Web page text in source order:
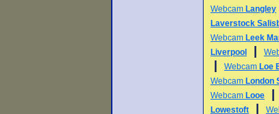
Webcam Langley
Laverstock
Webcam Leek
Liverpool
Webcam Loe
Webcam London
Webcam Looe
Lowestoft